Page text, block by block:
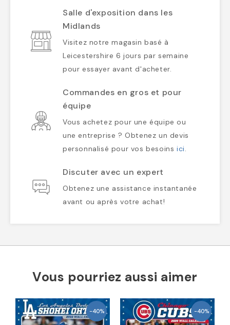
Salle d'exposition dans les
Midlands
Visitez notre magasin basé à
Leicestershire 6 jours par semaine
pour essayer avant d'acheter.
Commandes en gros et pour
équipe
Vous achetez pour une équipe ou
une entreprise ? Obtenez un devis
personnalisé pour vos besoinsici.
Discuter avec un expert
Obtenez une assistance instantanée
avant ou après votre achat!
Vous pourriez aussi aimer
-40% -40%